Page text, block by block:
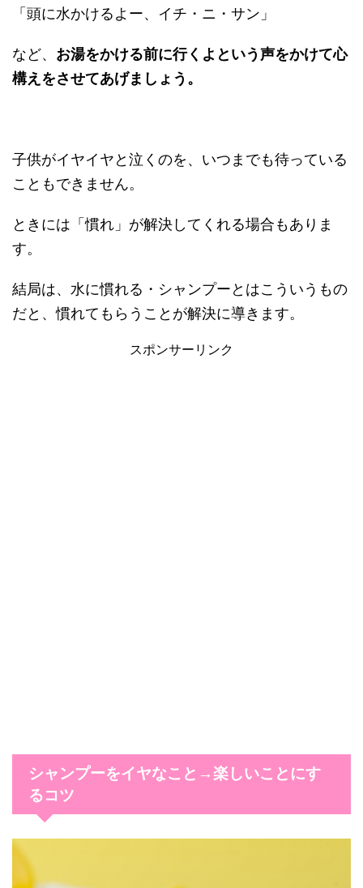
「頭に水かけるよー、イチ・ニ・サン」
など、 お湯をかける前に行くよという声をかけて心
構えをさせてあげましょう。
子供がイヤイヤと泣くのを、いつまでも待っている
こともできません。
ときには「慣れ」が解決してくれる場合もありま
す。
結局は、水に慣れる・シャンプーとはこういうもの
だと、慣れてもらうことが解決に導きます。
スポンサーリンク
シャンプーをイヤなこと→楽しいことにす
るコツ